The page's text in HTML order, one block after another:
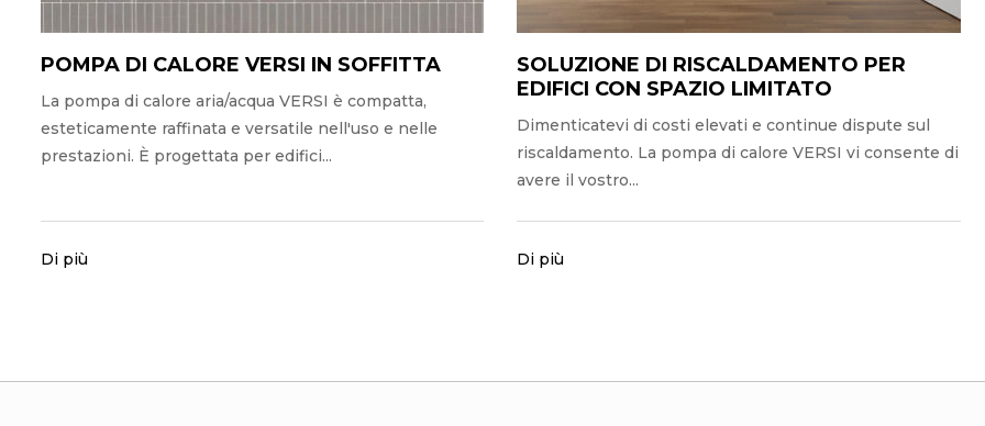
POMPA DI CALORE VERSI IN SOFFITTA
La pompa di calore aria/acqua VERSI è compatta,
esteticamente raffinata e versatile nell'uso e nelle
prestazioni. È progettata per edifici...
Di più
SOLUZIONE DI RISCALDAMENTO PER
EDIFICI CON SPAZIO LIMITATO
Dimenticatevi di costi elevati e continue dispute sul
riscaldamento. La pompa di calore VERSI vi consente di
avere il vostro...
Di più